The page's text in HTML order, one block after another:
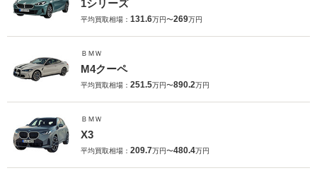
1シリーズ
平均買取相場： 131.6万円〜269万円
ＢＭＷ
M4クーペ
平均買取相場： 251.5万円〜890.2万円
ＢＭＷ
X3
平均買取相場： 209.7万円〜480.4万円